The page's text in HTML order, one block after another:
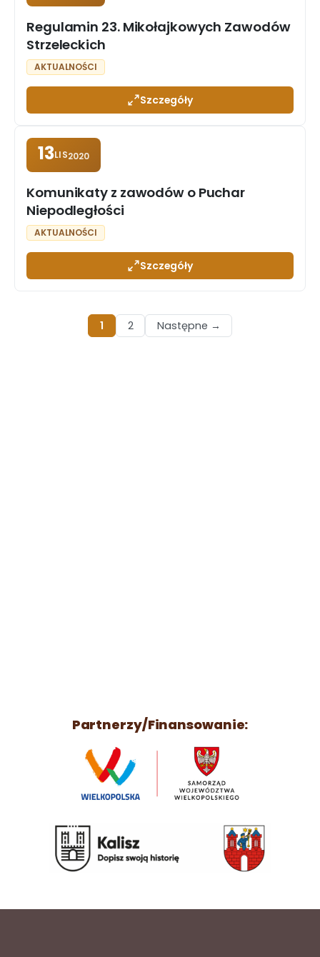
Regulamin 23. Mikołajkowych Zawodów
Strzeleckich
AKTUALNOŚCI
Szczegóły
13LIS2020
Komunikaty z zawodów o Puchar
Niepodległości
AKTUALNOŚCI
Szczegóły
1 2 Następne →
Partnerzy/Finansowanie: